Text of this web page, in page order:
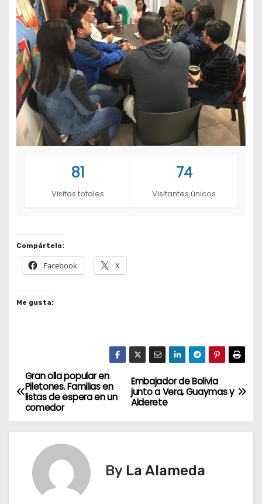
81
Visitas totales
74
Visitantes únicos
Compártelo:
Facebook X
Me gusta:
N
a
v
Embajador de Bolivia
junto a Vera, Guaymas y
Alderete
Gran olla popular en
Piletones. Familias en
listas de espera en un
comedor
By La Alameda